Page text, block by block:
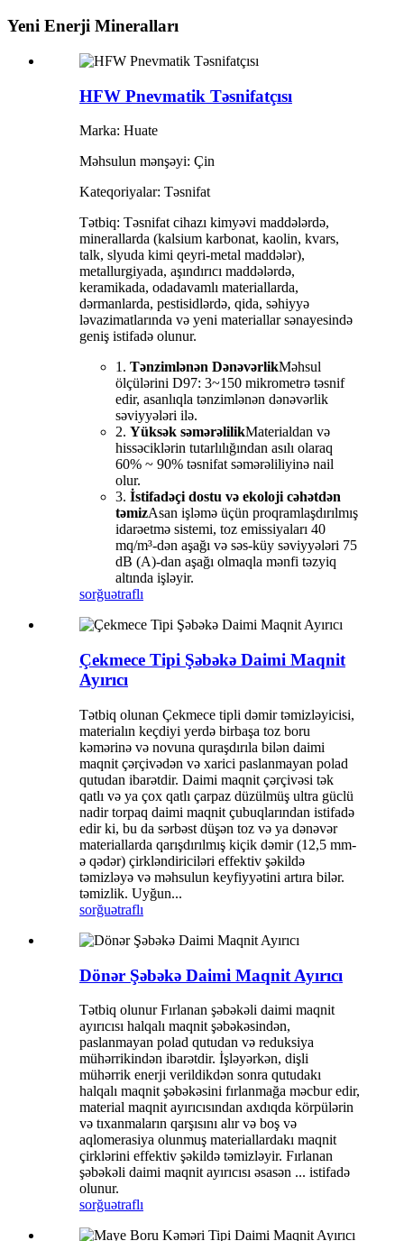
Yeni Enerji Mineralları
HFW Pnevmatik Təsnifatçısı
Marka: Huate
Məhsulun mənşəyi: Çin
Kateqoriyalar: Təsnifat
Tətbiq: Təsnifat cihazı kimyəvi maddələrdə,
minerallarda (kalsium karbonat, kaolin, kvars,
talk, slyuda kimi qeyri-metal maddələr),
metallurgiyada, aşındırıcı maddələrdə,
keramikada, odadavamlı materiallarda,
dərmanlarda, pestisidlərdə, qida, səhiyyə
ləvazimatlarında və yeni materiallar sənayesində
geniş istifadə olunur.
1. Tənzimlənən DənəvərlikMəhsul
ölçülərini D97: 3~150 mikrometrə təsnif
edir, asanlıqla tənzimlənən dənəvərlik
səviyyələri ilə.
2. Yüksək səmərəlilikMaterialdan və
hissəciklərin tutarlılığından asılı olaraq
60% ~ 90% təsnifat səmərəliliyinə nail
olur.
3. İstifadəçi dostu və ekoloji cəhətdən
təmizAsan işləmə üçün proqramlaşdırılmış
idarəetmə sistemi, toz emissiyaları 40
mq/m³-dən aşağı və səs-küy səviyyələri 75
dB (A)-dan aşağı olmaqla mənfi təzyiq
altında işləyir.
sorğuətraflı
Çekmece Tipi Şəbəkə Daimi Maqnit
Ayırıcı
Tətbiq olunan Çekmece tipli dəmir təmizləyicisi,
materialın keçdiyi yerdə birbaşa toz boru
kəmərinə və novuna quraşdırıla bilən daimi
maqnit çərçivədən və xarici paslanmayan polad
qutudan ibarətdir. Daimi maqnit çərçivəsi tək
qatlı və ya çox qatlı çarpaz düzülmüş ultra güclü
nadir torpaq daimi maqnit çubuqlarından istifadə
edir ki, bu da sərbəst düşən toz və ya dənəvər
materiallarda qarışdırılmış kiçik dəmir (12,5 mm-
ə qədər) çirkləndiriciləri effektiv şəkildə
təmizləyə və məhsulun keyfiyyətini artıra bilər.
təmizlik. Uyğun...
sorğuətraflı
Dönər Şəbəkə Daimi Maqnit Ayırıcı
Tətbiq olunur Fırlanan şəbəkəli daimi maqnit
ayırıcısı halqalı maqnit şəbəkəsindən,
paslanmayan polad qutudan və reduksiya
mühərrikindən ibarətdir. İşləyərkən, dişli
mühərrik enerji verildikdən sonra qutudakı
halqalı maqnit şəbəkəsini fırlanmağa məcbur edir,
material maqnit ayırıcısından axdıqda körpülərin
və tıxanmaların qarşısını alır və boş və
aqlomerasiya olunmuş materiallardakı maqnit
çirklərini effektiv şəkildə təmizləyir. Fırlanan
şəbəkəli daimi maqnit ayırıcısı əsasən ... istifadə
olunur.
sorğuətraflı